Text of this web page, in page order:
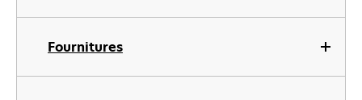
Fournitures